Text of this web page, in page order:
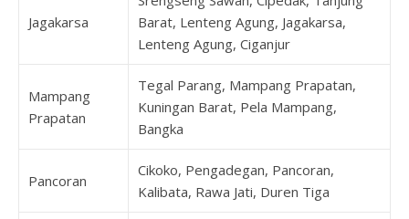
Jagakarsa
Barat, Lenteng Agung, Jagakarsa,
Lenteng Agung, Ciganjur
Mampang
Prapatan
Tegal Parang, Mampang Prapatan,
Kuningan Barat, Pela Mampang,
Bangka
Pancoran
Cikoko, Pengadegan, Pancoran,
Kalibata, Rawa Jati, Duren Tiga